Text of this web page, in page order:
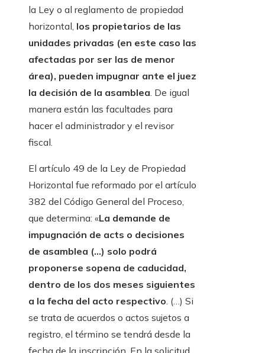
la Ley o al reglamento de propiedad
horizontal, los propietarios de las
unidades privadas (en este caso las
afectadas por ser las de menor
área), pueden impugnar ante el juez
la decisión de la asamblea. De igual
manera están las facultades para
hacer el administrador y el revisor
fiscal.
El artículo 49 de la Ley de Propiedad
Horizontal fue reformado por el artículo
382 del Código General del Proceso,
que determina: «La demande de
impugnación de acts o decisiones
de asamblea (…) solo podrá
proponerse sopena de caducidad,
dentro de los dos meses siguientes
a la fecha del acto respectivo. (…) Si
se trata de acuerdos o actos sujetos a
registro, el término se tendrá desde la